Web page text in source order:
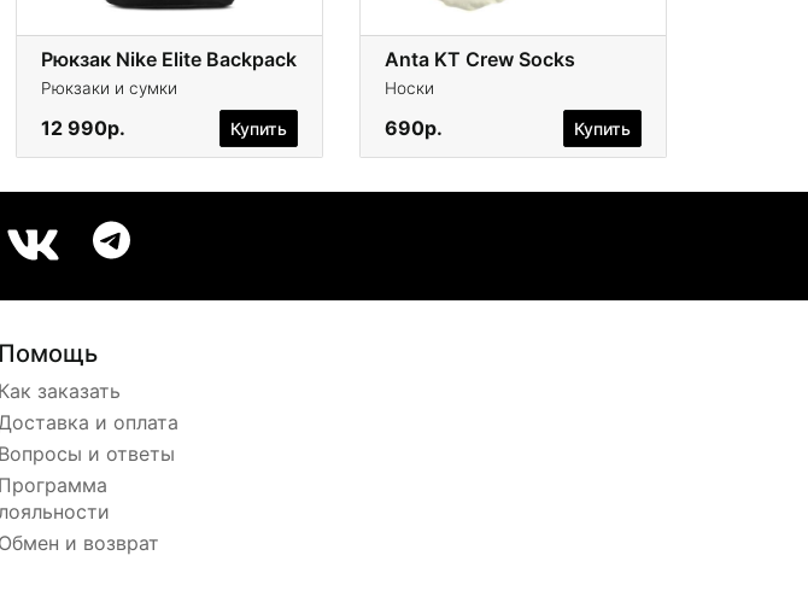
Рюкзак Nike Elite Backpack
Рюкзаки и сумки
12 990р. Купить
Anta KT Crew Socks
Носки
690р. Купить
Помощь
Как заказать
Доставка и оплата
Вопросы и ответы
Программа
лояльности
Обмен и возврат